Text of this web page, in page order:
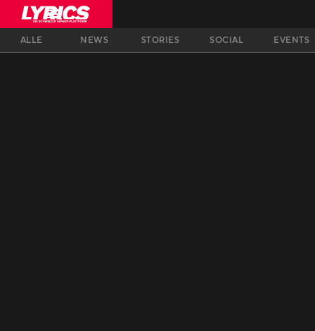
ALLE NEWS STORIES SOCIAL EVENTS